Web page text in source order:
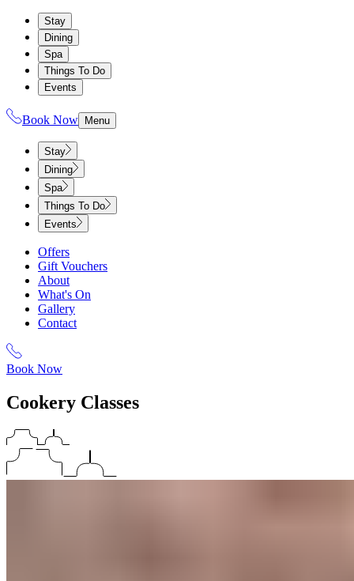
Stay
Dining
Spa
Things To Do
Events
Book Now Menu
Stay
Dining
Spa
Things To Do
Events
Offers
Gift Vouchers
About
What's On
Gallery
Contact
Book Now
Cookery Classes​​​​‌ ‍ ​‍​‍‌‍ ‌ ​‍‌‍‍‌‌‍‌ ‌‍‍‌‌‍ ‍​‍​‍​ ‍‍​‍​‍‌ ​ ‌‍​‌‌‍ ‍‌‍‍‌‌ ‌​‌ ‍‌​‍ ‍‌‍‍‌‌‍ ​‍​‍​‍ ​​‍​‍‌‍‍​‌ ​‍‌‍‌‌‌‍‌‍​‍​‍​ ‍‍​‍​‍‌‍‍​‌ ‌​‌ ‌​‌ ​​‌ ​ ​ ‍‍​‍ ​‍ ‌‍ ​​‍ ‌‌‍​‌‌‍ ‍‌‍‌​​‍ ‌‌ ​‍​‍ ‌‌‍‍​‌‍ ‌ ‌​‌‍‌‌‌‍ ​‌ ​ ​‍ ‌‌ ​ ‌ ‌​‌ ‌‌‌‍‌​‌‍‍‌‌‍ ​‍ ‍‌ ‌‍‌‍‌‌‌ ​‍‌‍​ ‌‍‌‌‌‍ ​​‍ ‍‌‍​‌‌ ​​‌ ​​​‍ ‌‍‍‌‌‍ ‍‌ ‌​‌‍‌‌‌‍ ‍‌ ‌​​‍ ‌‍‌‌‌‍‌​‌‍‍‌‌ ‌​​‍ ‌‍ ‌‌‍ ‌‍‌​‌‍‌‌​ ‌‌ ​​‌ ​‍‌‍‌‌‌ ​ ‌‍‌‌‌‍ ‍‌ ‌​‌‍​‌‌ ‌​‌‍‍‌‌‍ ‌‍ ‍​ ‍ ‌‍‍‌‌‍‌​​ ‌‌‍‍​‌‍ ‌ ‌​‌‍‌‌‌‍ ​‌​​ ‌‍ ​‌‍​‌‌ ​ ‌ ​ ‌​‍‌‌‍ ‍‌‍‌​‌‍‌‌‌ ‍​​‍ ‌​ ‍‌​ ​ ​ ‌‌​ ‌‌​ ​‍‌‍​‌​ ‌‍‌‍​ ​‍ ‌​ ​​​ ​‌‌‍‌​​ ‍‌​‍ ‌​ ‌​​ ‌‍​ ‌‌‌‍‌​​‍ ‌‌‍​‍​ ‌ ​ ​ ​ ‌‍​‍ ‌​ ‌‍​ ‍​​ ‌​‌‍​‍‌‍​ ​ ‌‌​ ​‍‌‍​‍​ ‌‍​ ​​​ ‌‌​ ‌‌​ ‍ ‌ ‌​‌ ‍‌‌ ​​‌‍‌‌​ ‌‌‍‍​‌‍ ‌ ‌​‌‍‌‌‌‍ ​‌​​ ‌‍ ​‌‍​‌‌ ​ ‌ ​ ‌​‍‌‌‍ ‍‌‍‌​‌‍‌‌‌ ‍​​ ‍ ‌ ​​‌‍​‌‌ ‌​‌‍‍​​ ‌‌ ​​‌‍​‌‌‍‌ ‌‍‌‌‌​​‍‌ ‌‌‌‍‍‌‌‍ ​‌‍‌​‌‍‌‌‌ ​‍​‍‌‌​ ‌‌‌​​‍‌‌ ‌‍‍ ‌‍‌‌‌ ‍‌​‍‌‌​ ​ ‌​‌​​‍‌‌​ ​ ‌​‌​​‍‌‌​ ​‍​ ​‍‌‍​‍‌‍​‍​ ​​​ ​‍​ ‌‌​ ‌‍​ ​ ‌‍​ ​ ​‍​ ​​​ ‌‍​ ‍‌​‍‌‌​ ​‍​ ​‍​‍‌‌​ ‌‌‌​‌​​‍ ‍‌‍‍​‌‍‌‌‌‍​‌‌‍‌​‌‍‍‌‌‍ ‍‌‍‌ ​ ‌‍​‍‌‍​‌‌ ​ ‌‍‌‌‌‌‌‌‌ ​‍‌‍ ​​ ‌‌‍‍​‌ ‌​‌ ‌​‌ ​​‌ ​ ​‍‌‌​ ​ ‌​​‌​‍‌‌​ ​‍‌​‌‍​‍‌‌​ ​‍‌​‌‍‌‍ ​​‍ ‌‌‍​‌‌‍ ‍‌‍‌​​‍ ‌‌ ​‍​‍ ‌‌‍‍​‌‍ ‌ ‌​‌‍‌‌‌‍ ​‌ ​ ​‍ ‌‌ ​ ‌ ‌​‌ ‌‌‌‍‌​‌‍‍‌‌‍ ​‍ ‍‌ ‌‍‌‍‌‌‌ ​‍‌‍​ ‌‍‌‌‌‍ ​​‍ ‍‌‍​‌‌ ​​‌ ​​​‍‌‍‌‍‍‌‌‍‌​​ ‌‌‍‍​‌‍ ‌ ‌​‌‍‌‌‌‍ ​‌​​ ‌‍ ​‌‍​‌‌ ​ ‌ ​ ‌​‍‌‌‍ ‍‌‍‌​‌‍‌‌‌ ‍​​‍ ‌​ ‍‌​ ​ ​ ‌‌​ ‌‌​ ​‍‌‍​‌​ ‌‍‌‍​ ​‍ ‌​ ​​​ ​‌‌‍‌​​ ‍‌​‍ ‌​ ‌​​ ‌‍​ ‌‌‌‍‌​​‍ ‌‌‍​‍​ ‌ ​ ​ ​ ‌‍​‍ ‌​ ‌‍​ ‍​​ ‌​‌‍​‍‌‍​ ​ ‌‌​ ​‍‌‍​‍​ ‌‍​ ​​​ ‌‌​ ‌‌​‍‌‍‌ ‌​‌ ‍‌‌ ​​‌‍‌‌​ ‌‌‍‍​‌‍ ‌ ‌​‌‍‌‌‌‍ ​‌​​ ‌‍ ​‌‍​‌‌ ​ ‌ ​ ‌​‍‌‌‍ ‍‌‍‌​‌‍‌‌‌ ‍​​‍‌‍‌ ​​‌‍​‌‌ ‌​‌‍‍​​ ‌‌ ​​‌‍​‌‌‍‌ ‌‍‌‌‌​​‍‌ ‌‌‌‍‍‌‌‍ ​‌‍‌​‌‍‌‌‌ ​‍​‍‌‌​ ‌‌‌​​‍‌‌ ‌‍‍ ‌‍‌‌‌ ‍‌​‍‌‌​ ​ ‌​‌​​‍‌‌​ ​ ‌​‌​​‍‌‌​ ​‍​ ​‍‌‍​‍‌‍​‍​ ​​​ ​‍​ ‌‌​ ‌‍​ ​ ‌‍​ ​ ​‍​ ​​​ ‌‍​ ‍‌​‍‌‌​ ​‍​ ​‍​‍‌‌​ ‌‌‌​‌​​‍ ‍‌‍‍​‌‍‌‌‌‍​‌‌‍‌​‌‍‍‌‌‍ ‍‌‍‌ ​‍‌‍‌ ​​‌‍‌‌‌ ​‍‌ ​ ‌ ​​‌‍‌‌‌‍​ ‌ ‌​‌‍‍‌‌ ‌‍‌‍‌‌​ ‌‌ ​​‌ ‌‌‌‍​‍‌‍ ​‌‍‍‌‌ ​ ‌‍‍​‌‍‌‌‌‍‌​​‍​‍‌ ‌